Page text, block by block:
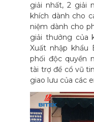
giải nhất, 2 giải
khích dành cho
niệm dành cho
giải thưởng của
Xuất nhập khẩu
phối độc quyền
tài trợ để cổ vũ
giao lưu của các